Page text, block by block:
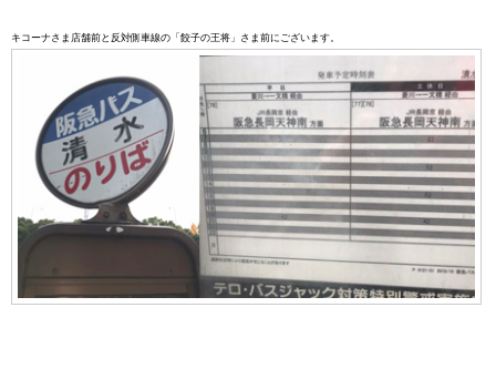
キコーナさま店舗前と反対側車線の「餃子の王将」さま前にございます。